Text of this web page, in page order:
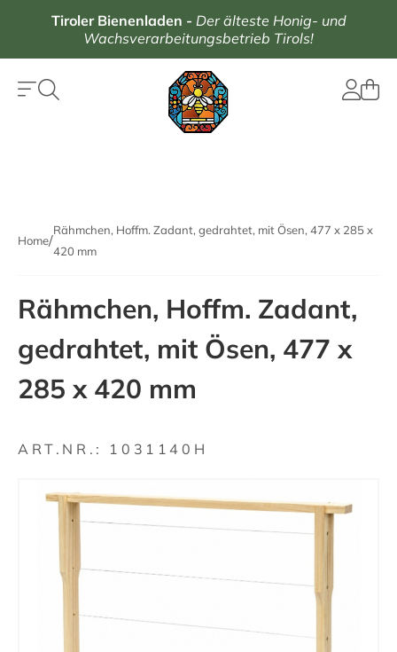
Tiroler Bienenladen - Der älteste Honig- und
Wachsverarbeitungsbetrieb Tirols!
Home
Rähmchen, Hoffm. Zadant, gedrahtet, mit Ösen, 477 x 285 x
420 mm
Rähmchen, Hoffm. Zadant,
gedrahtet, mit Ösen, 477 x
285 x 420 mm
ART.NR.: 1031140H